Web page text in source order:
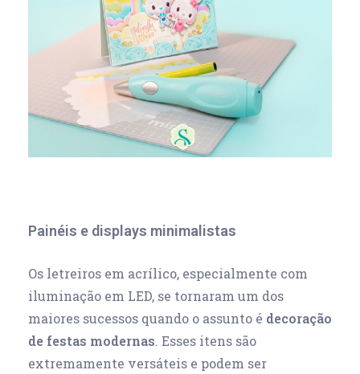
Painéis e displays minimalistas
Os letreiros em acrílico, especialmente com
iluminação em LED, se tornaram um dos
maiores sucessos quando o assunto é decoração
de festas modernas. Esses itens são
extremamente versáteis e podem ser